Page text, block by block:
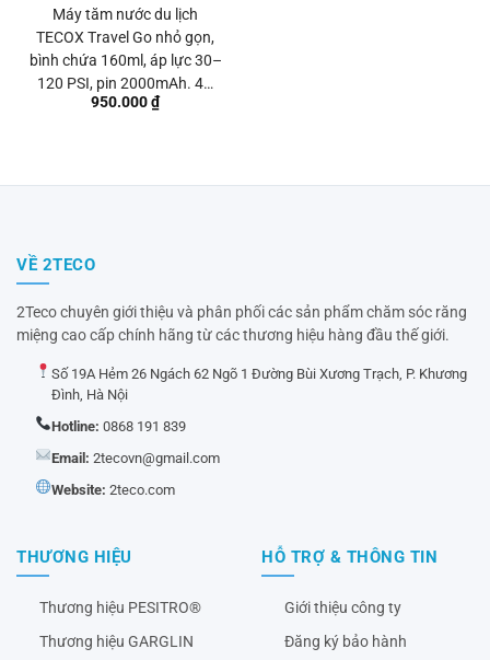
Máy tăm nước du lịch
TECOX Travel Go nhỏ gọn,
bình chứa 160ml, áp lực 30–
120 PSI, pin 2000mAh. 4…
950.000₫
VỀ 2TECO
2Teco chuyên giới thiệu và phân phối các sản phẩm chăm sóc răng
miệng cao cấp chính hãng từ các thương hiệu hàng đầu thế giới.
Số 19A Hẻm 26 Ngách 62 Ngõ 1 Đường Bùi Xương Trạch, P. Khương
Đình, Hà Nội
Hotline: 0868 191 839
Email: 2tecovn@gmail.com
Website: 2teco.com
THƯƠNG HIỆU
Thương hiệu PESITRO®
Thương hiệu GARGLIN
HỖ TRỢ & THÔNG TIN
Giới thiệu công ty
Đăng ký bảo hành